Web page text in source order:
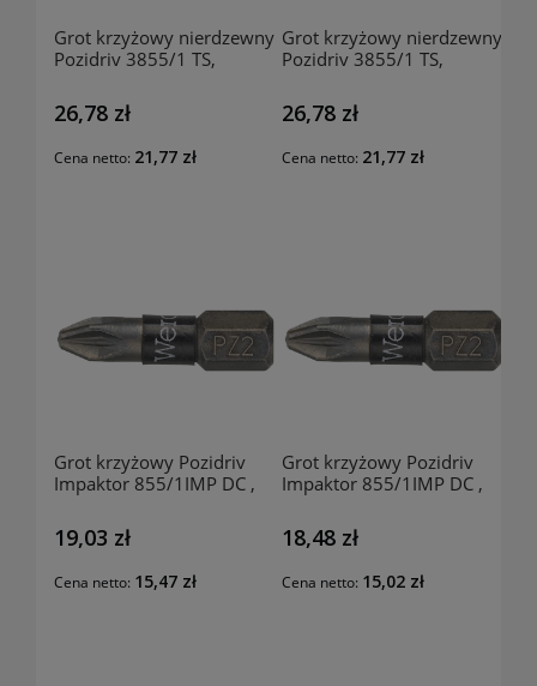
Grot krzyżowy nierdzewny
Pozidriv 3855/1 TS,
144240207 WERA
26,78 zł
Cena netto: 21,77 zł
Grot krzyżowy nierdzewny
Pozidriv 3855/1 TS,
144240108 WERA
26,78 zł
Cena netto: 21,77 zł
Grot krzyżowy Pozidriv
Impaktor 855/1IMP DC ,
181170200 WERA
19,03 zł
Cena netto: 15,47 zł
Grot krzyżowy Pozidriv
Impaktor 855/1IMP DC ,
181170101 WERA
18,48 zł
Cena netto: 15,02 zł